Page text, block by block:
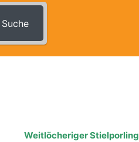
Suche
Weitlöcheriger Stielporling